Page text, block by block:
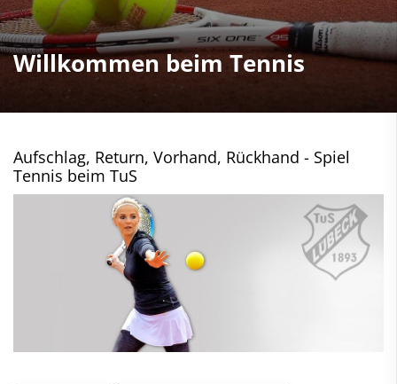
Willkommen beim Tennis
Aufschlag, Return, Vorhand, Rückhand - Spiel
Tennis beim TuS